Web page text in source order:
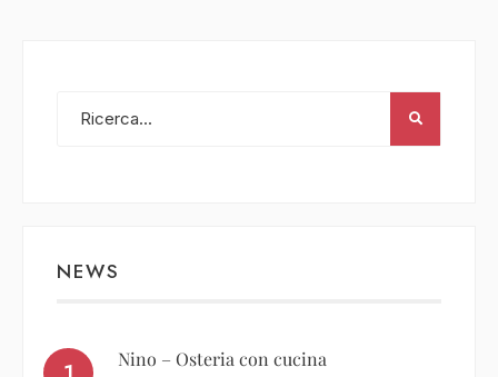
NEWS
Nino – Osteria con cucina